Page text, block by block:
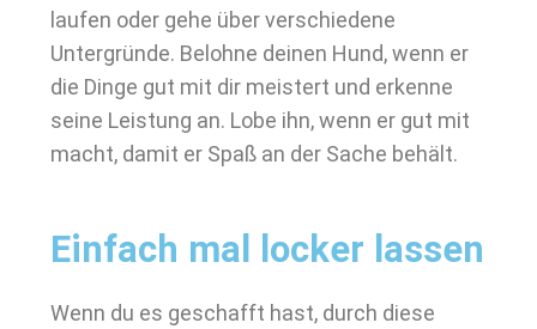
laufen oder gehe über verschiedene
Untergründe. Belohne deinen Hund, wenn er
die Dinge gut mit dir meistert und erkenne
seine Leistung an. Lobe ihn, wenn er gut mit
macht, damit er Spaß an der Sache behält.
Einfach mal locker lassen
Wenn du es geschafft hast, durch diese